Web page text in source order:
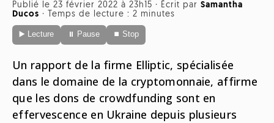
Météo
ONG
Politique
Belge
Politique
Mangas
Musique
People
Streaming
Radio
Télévision
Animaux
Biodiversité
Publié le 23 février 2022 à 23h15 · Écrit par Samantha
Ducos · Temps de lecture : 2 minutes
▶️ Lecture ⏸ Pause ⏹ Stop
Un rapport de la firme Elliptic, spécialisée
dans le domaine de la cryptomonnaie, affirme
que les dons de crowdfunding sont en
effervescence en Ukraine depuis plusieurs